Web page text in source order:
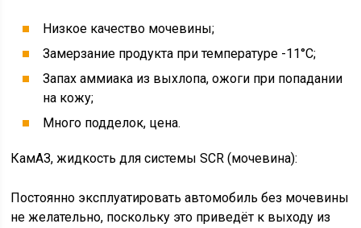
Низкое качество мочевины;
Замерзание продукта при температуре -11°С;
Запах аммиака из выхлопа, ожоги при попадании
на кожу;
Много подделок, цена.
КамАЗ, жидкость для системы SCR (мочевина):
Постоянно эксплуатировать автомобиль без мочевины
не желательно, поскольку это приведёт к выходу из